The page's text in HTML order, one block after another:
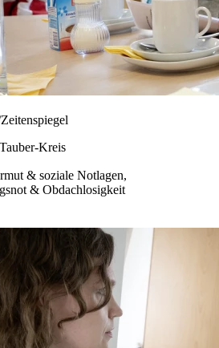
Kreis
& soziale Notlagen,
& Obdachlosigkeit